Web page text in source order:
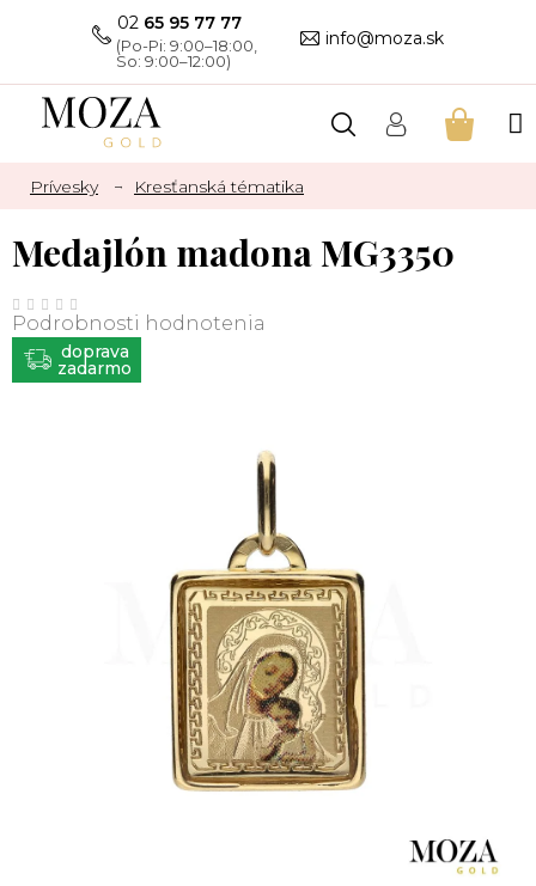
02 65 95 77 77
info@moza.sk
Prívesky Kresťanská tématika
Medajlón madona MG3350
Priemerné
hodnotenie
produktu
je
0,0
5
Podrobnosti hodnotenia
ZADARMO